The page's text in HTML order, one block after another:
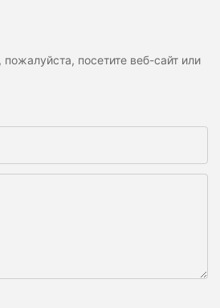
посетите веб-сайт или